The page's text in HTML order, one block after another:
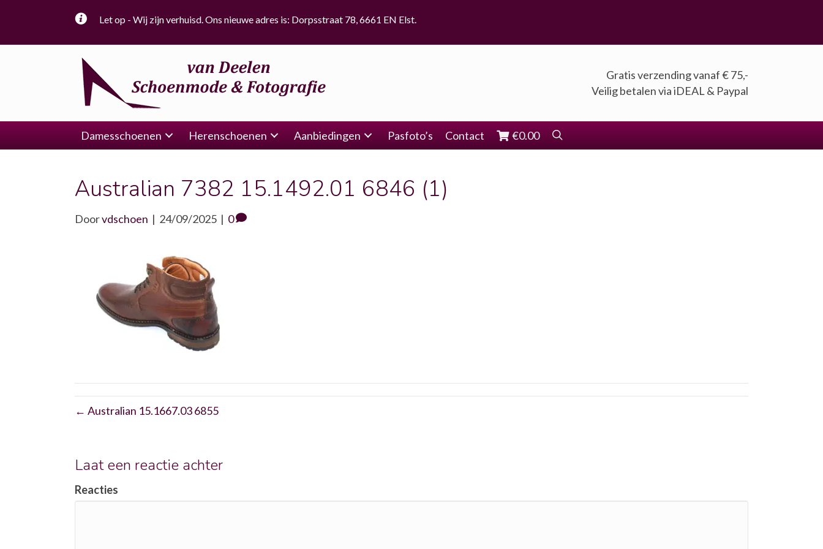
Let op - Wij zijn verhuisd. Ons nieuwe adres is: Dorpsstraat 78, 6661 EN Elst.
Gratis verzending vanaf € 75,-
Veilig betalen via iDEAL & Paypal
Damesschoenen Herenschoenen Aanbiedingen Pasfoto’s Contact €0.00
Australian 7382 15.1492.01 6846 (1)
Doorvdschoen | 24/09/2025 | 0
← Australian 15.1667.03 6855
Laat een reactie achter
Reacties